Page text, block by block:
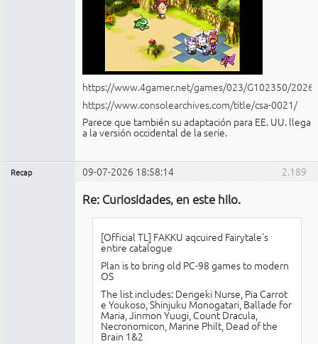
https://www.4gamer.net/games/023/G102350/
https://www.consolearchives.com/title/csa-0021/
Parece que también su adaptación para EE. UU. llega
a la versión occidental de la serie.
2.189
Recap 09-07-2026 18:58:14
Re: Curiosidades, en este hilo.
[Official TL] FAKKU aqcuired Fairytale's
entire catalogue
Plan is to bring old PC-98 games to modern
OS
The list includes: Dengeki Nurse, Pia Carrot
e Youkoso, Shinjuku Monogatari, Ballade for
Maria, Jinmon Yuugi, Count Dracula,
Necronomicon, Marine Philt, Dead of the
Brain 1&2